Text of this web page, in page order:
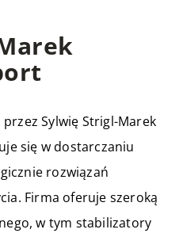
Sylwię Strigl-Marek
się w dostarczaniu
rozwiązań
Firma oferuje szeroką
w tym stabilizatory